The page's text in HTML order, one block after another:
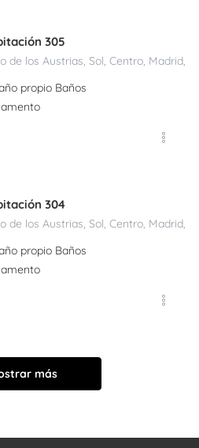
305
de los Austrias, Sol, Centro, Madrid,
propio Baños
304
de los Austrias, Sol, Centro, Madrid,
propio Baños
más